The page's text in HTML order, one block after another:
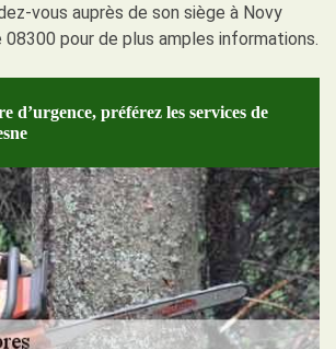
vous auprès de son siège à Novy
08300 pour de plus amples informations.
d’urgence, préférez les services de